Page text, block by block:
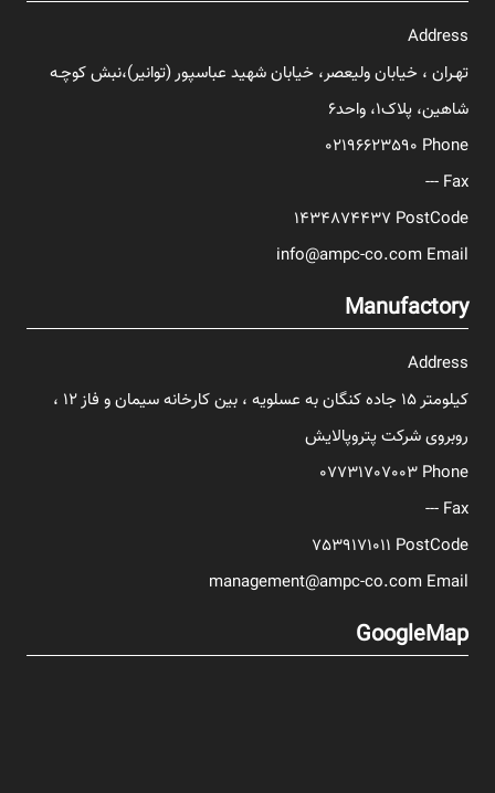
Address
تهـران ، خیابان ولیعصر، خیابان شهید عباسپور (توانیر)،نبش کوچـه
شاهین، پلاک1، واحد6
Phone
02196623590
Fax
---
PostCode
1434874437
Email
info@ampc-co.com
Manufactory
Address
کیلومتر 15 جاده کنگان به عسلویه ، بین کارخانه سیمان و فاز 12 ،
روبروی شرکت پتروپالایش
Phone
07731707003
Fax
---
PostCode
7539171011
Email
management@ampc-co.com
GoogleMap